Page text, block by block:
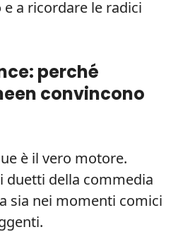
a ricordare le radici
perché
convincono
è il vero motore.
duetti della commedia
sia nei momenti comici